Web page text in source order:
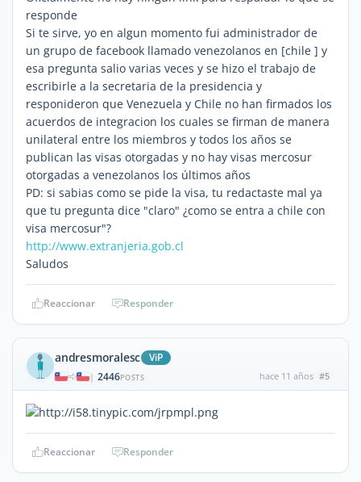
responde
Si te sirve, yo en algun momento fui administrador de
un grupo de facebook llamado venezolanos en [chile ] y
esa pregunta salio varias veces y se hizo el trabajo de
escribirle a la secretaria de la presidencia y
responideron que Venezuela y Chile no han firmados los
acuerdos de integracion los cuales se firman de manera
unilateral entre los miembros y todos los años se
publican las visas otorgadas y no hay visas mercosur
otorgadas a venezolanos los últimos años
PD: si sabias como se pide la visa, tu redactaste mal ya
que tu pregunta dice "claro" ¿como se entra a chile con
visa mercosur"?
http://www.extranjeria.gob.cl
Saludos
Reaccionar Responder
andresmoralesc ViP
| 2446POSTS hace 11 años #5
Reaccionar Responder